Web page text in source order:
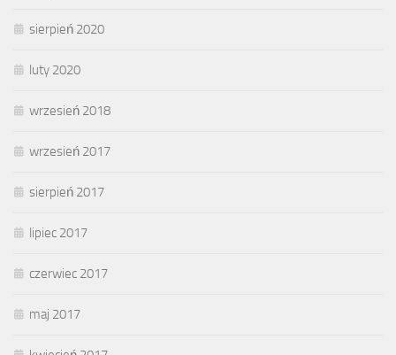
sierpień 2020
luty 2020
wrzesień 2018
wrzesień 2017
sierpień 2017
lipiec 2017
czerwiec 2017
maj 2017